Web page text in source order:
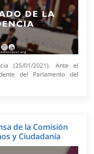
(25/01/2021). Ante el
del Parlamento del
de la Comisión
y Ciudadanía